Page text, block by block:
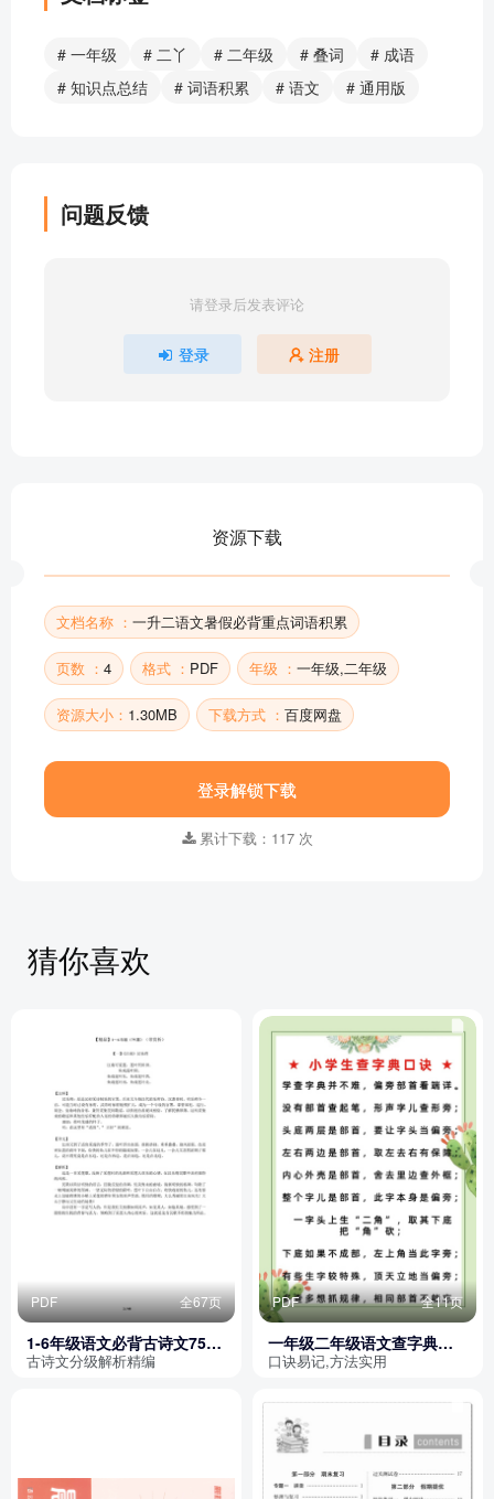
# 一年级 # 二丫 # 二年级 # 叠词
# 成语
# 知识点总结
# 词语积累 # 语文 # 通用版
问题反馈
请登录后发表评论
登录 注册
资源下载
文档名称 ： 一升二语文暑假必背重点词语积累
页数 ： 4 格式 ： PDF 年级 ： 一年级,二年级
资源大小： 1.30MB 下载方式 ： 百度网盘
登录解锁下载
累计下载：117 次
猜你喜欢
PDF 全67页
1-6年级语文必背古诗文75篇
精品解析
古诗文分级解析精编
PDF 全11页
一年级二年级语文查字典口
诀方法和练习
口诀易记,方法实用